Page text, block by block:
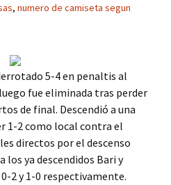
, numero de camiseta segun
5-4 en penaltis al
fue eliminada tras perder
de final. Descendió a una
1-2 como local contra el
directos por el descenso
los ya descendidos Bari y
2 y 1-0 respectivamente.